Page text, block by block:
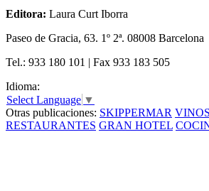
Editora: Laura Curt Iborra
Paseo de Gracia, 63. 1º 2ª. 08008 Barcelona
Tel.: 933 180 101 | Fax 933 183 505
Idioma:
Select Language ▼
Otras publicaciones: SKIPPERMAR
RESTAURANTES GRAN HOTEL